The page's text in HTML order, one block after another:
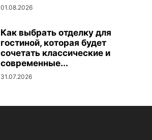
01.08.2026
Как выбрать отделку для
гостиной, которая будет
сочетать классические и
современные...
31.07.2026